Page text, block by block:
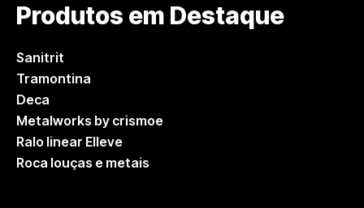
Produtos em Destaque
Sanitrit
Tramontina
Deca
Metalworks by crismoe
Ralo linear Elleve
Roca louças e metais